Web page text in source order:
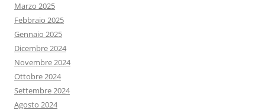
Marzo 2025
Febbraio 2025
Gennaio 2025
Dicembre 2024
Novembre 2024
Ottobre 2024
Settembre 2024
Agosto 2024